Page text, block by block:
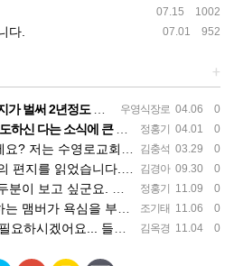
07.15 1002
07.01 952
다.
+
우영식장로 04.06 0
주님 크신 사랑안에서 평안하시리라 믿…
정홍기 04.01 0
다. 주님께 대한 사랑이라 생각 됩니다. 주님…
김충석 03.29 0
도입니다. 국민은행에 근무하고 있구요. 지난번 …
김경아 09.30 0
변함 없는 사랑을 본 받길 원합니다. 정말 예전…
정홍기 11.09 0
전하지 못함을 죄송하개 생각합니다.
조기태 11.06 0
제나 그 마음이 변할려나.... 정말 스트레스 많…
김옥경 11.04 0
은데...선교사님 옆에서 얘기 듣고 있는거…